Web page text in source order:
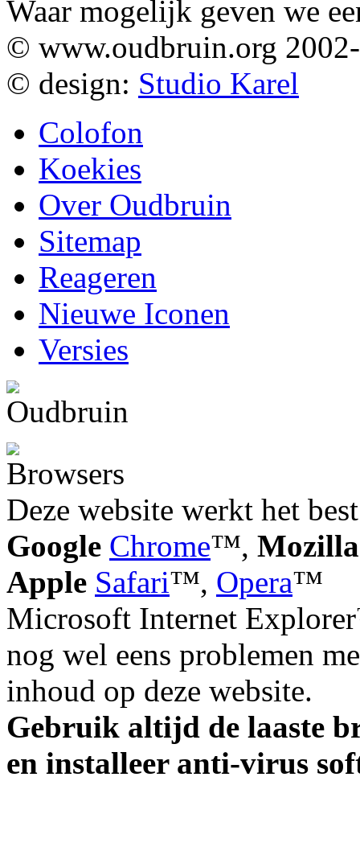
Waar mogelijk geven we
© www.oudbruin.org
© design: Studio Karel
Colofon
Koekies
Over Oudbruin
Sitemap
Reageren
Nieuwe Iconen
Versies
Deze website werkt het
Google Chrome™, Mozilla
Apple Safari™, Opera™
Microsoft Internet
nog wel eens problemen
inhoud op deze website.
Gebruik altijd de laaste
en installeer anti-virus